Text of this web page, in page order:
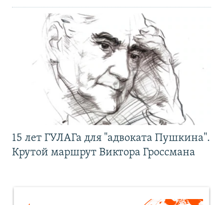
15 лет ГУЛАГа для "адвоката Пушкина".
Крутой маршрут Виктора Гроссмана